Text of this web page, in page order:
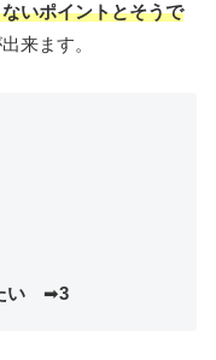
いポイントとそうで
来ます。
い ➡3